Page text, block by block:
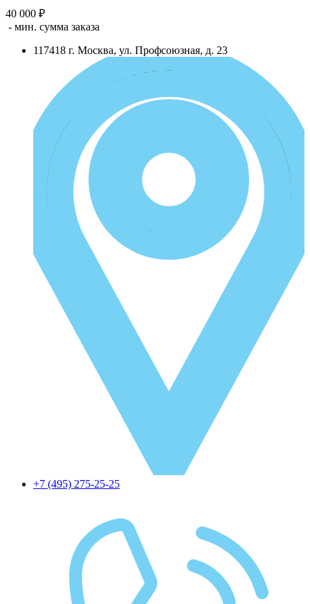
40 000 ₽
- мин. сумма заказа
117418 г. Москва, ул. Профсоюзная, д. 23
+7 (495) 275-25-25